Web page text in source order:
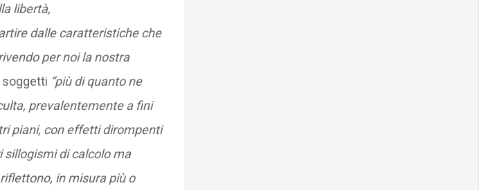
libertà,
dalle caratteristiche che
per noi la nostra
soggetti “più di quanto ne
prevalentemente a fini
piani, con effetti dirompenti
sillogismi di calcolo ma
in misura più o